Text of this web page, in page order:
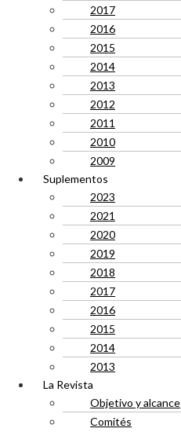
2017
2016
2015
2014
2013
2012
2011
2010
2009
Suplementos
2023
2021
2020
2019
2018
2017
2016
2015
2014
2013
La Revista
Objetivo y alcance
Comités